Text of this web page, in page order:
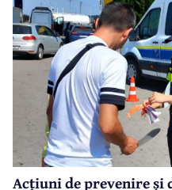
Acțiuni de prevenire și